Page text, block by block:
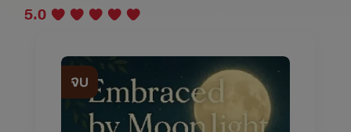
5.0
จบ